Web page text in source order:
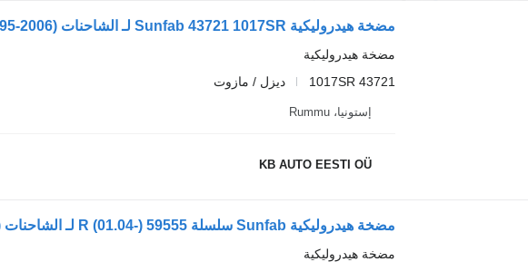
مضخة هيدروليكية Sunfab 43721 1017SR لـ الشاحنات Scania 4-series (1995-2006)
مضخة هيدروليكية
43721 1017SR
ديزل / مازوت
إستونيا، Rummu
KB AUTO EESTI OÜ
مضخة هيدروليكية Sunfab سلسلة R (01.04-) 59555 لـ الشاحنات Scania P,G,R,T-series (2004-2017)
مضخة هيدروليكية